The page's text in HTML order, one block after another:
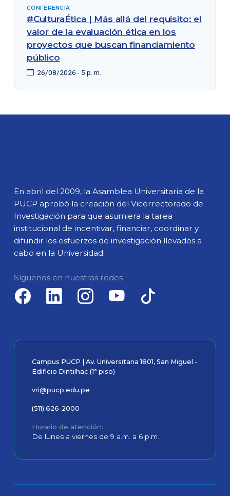
CONFERENCIA
#CulturaÉtica | Más allá del requisito: el
valor de la evaluación ética en los
proyectos que buscan financiamiento
público
26/08/2026 - 5 p. m.
En abril del 2009, la Asamblea Universitaria de la
PUCP aprobó la creación del Vicerrectorado de
Investigación para que asumiera la tarea
institucional de incentivar, financiar, coordinar y
difundir los esfuerzos de investigación llevados a
cabo en la Universidad.
Síguenos en nuestras redes
Campus PUCP | Av. Universitaria 1801, San Miguel -
Edificio Dintilhac (1° piso)
vri@pucp.edu.pe
(511) 626-2000
Horario de atención
De lunes a viernes de 9 a.m. a 6 p.m.